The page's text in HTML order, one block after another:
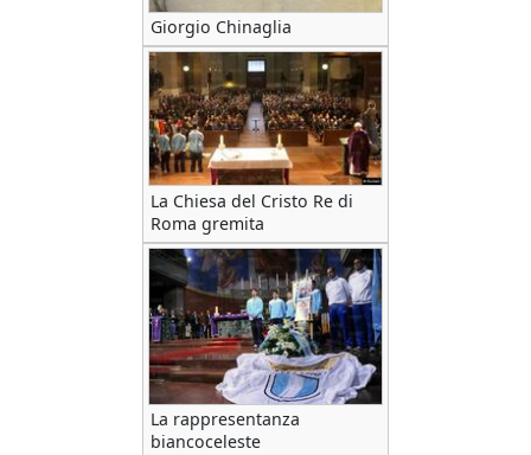
Giorgio Chinaglia
La Chiesa del Cristo Re di
Roma gremita
La rappresentanza
biancoceleste